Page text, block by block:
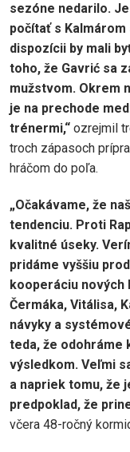
sezóne nedarilo.
počítať s
dispozícii by mali
toho, že Gavrić sa
mužstvom. Okrem
je na prechode
trénermi,“ ozrejmil
troch zápasoch
hráčom do poľa.
„Očakávame, že
tendenciu. Proti
kvalitné úseky.
pridáme vyššiu
kooperáciu nových
Čermáka, Vitálisa,
návyky a
teda, že odohráme
výsledkom. Veľmi
a napriek tomu, že
predpoklad, že
včera 48-ročný